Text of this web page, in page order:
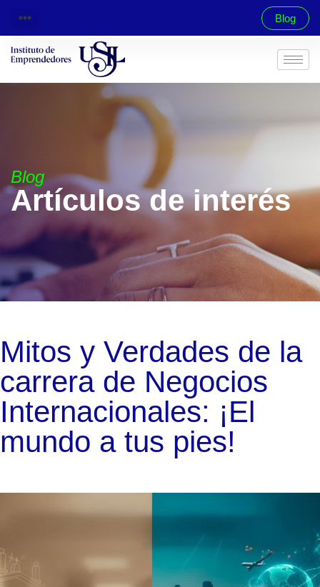
Blog
Blog
Artículos de interés
Mitos y Verdades de la
carrera de Negocios
Internacionales: ¡El
mundo a tus pies!